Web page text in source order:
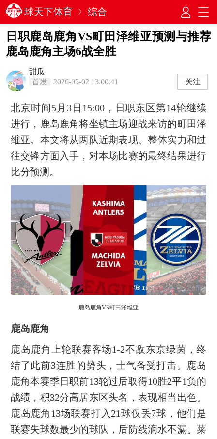
球天下体育 综合
日职鹿岛鹿角VS町田泽维亚预测与推荐
鹿岛鹿角主场6战全胜
甜瓜
首发
2026-05-02 13:00:41 关注
北京时间5月3日15:00，日职东区第14轮继续
进行，鹿岛鹿角将坐镇主场迎战来访的町田泽
维亚。本文将从两队近期表现、整体实力和过
往交锋方面入手，对本场比赛的最终结果进行
比分预测。
鹿岛鹿角VS町田泽维亚
鹿岛鹿角
鹿岛鹿角上轮联赛客场1-2不敌东京绿茵，终
结了此前3连胜的势头，士气备受打击。鹿岛
鹿角本赛季日职前13轮过后取得10胜2平1负的
战绩，积32分高居东区头名，表现相当出色。
鹿岛鹿角13场联赛打入21球仅丢7球，他们是
联赛失球数最少的球队，后防线滴水不漏。莱